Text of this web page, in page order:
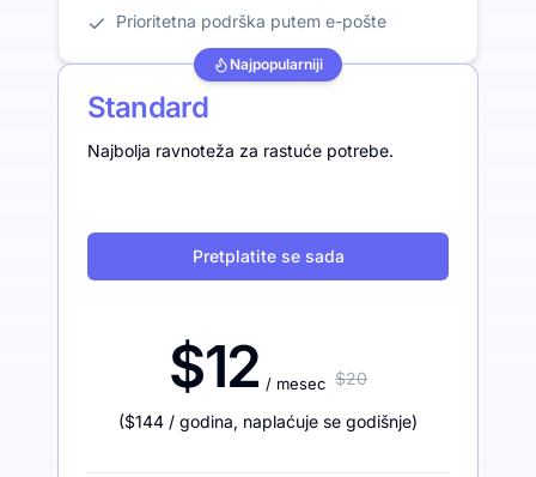
Prioritetna podrška putem e-pošte
Najpopularniji
Standard
Najbolja ravnoteža za rastuće potrebe.
Pretplatite se sada
$12 / mesec $20
($144 / godina, naplaćuje se godišnje)